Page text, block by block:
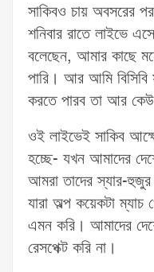
সাকিবও চায় অবসরের
শনিবার রাতে লাইভে
বলেছেন, আমার কাছে
পারি। আর আমি
করতে পারব তা আর কেউ
ওই লাইভেই সাকিব
হচ্ছে- যখন আমাদের
আমরা তাদের স্যার-
যারা অল্প কয়েকটা ম্যাচ
এমন করি। আমাদের
রেসপেক্ট করি না।